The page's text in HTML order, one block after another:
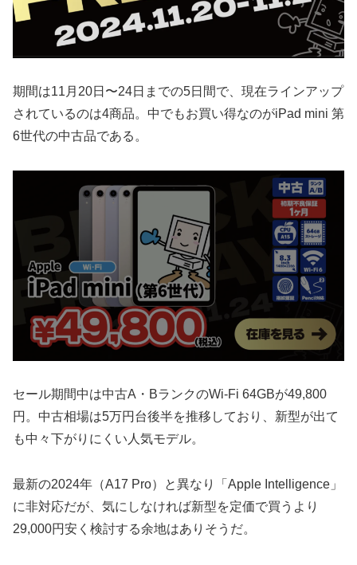
期間は11月20日〜24日までの5日間で、現在ラインアップ
されているのは4商品。中でもお買い得なのがiPad mini 第
6世代の中古品である。
セール期間中は中古A・BランクのWi-Fi 64GBが49,800
円。中古相場は5万円台後半を推移しており、新型が出て
も中々下がりにくい人気モデル。
最新の2024年（A17 Pro）と異なり「Apple Intelligence」
に非対応だが、気にしなければ新型を定価で買うより
29,000円安く検討する余地はありそうだ。